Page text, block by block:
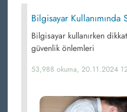
Bilgisayar Kullanımında
Bilgisayar kullanırken
güvenlik önlemleri
53,988 okuma, 20.11.2024